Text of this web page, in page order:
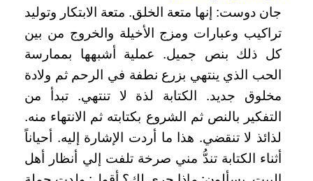
جان دوست: إنها متعة الخلق. متعة الابتكار وتوليد
تراكيب وعبارات ومزج الأخيلة والخروج من بين
كل ذلك بنص جميل. عملية أشبهها بممارسة
الحب الذي ينتهي بزرع نطفة في الرحم ثم ولادة
مخلوق جديد. الكتابة لذة لا تنتهي. تبدأ من
التفكير بالنص ثم الشروع بكتابته ثم الانتهاء منه.
لذائذ لا تنقضي. هذا ما أردت الإشارة إليه. أحياناً
أثناء الكتابة تندُّ مني صرخة تلفت إلي أنظار أهل